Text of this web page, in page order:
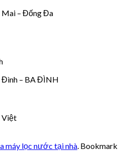
Mai – Đống Đa
Đình – BA ĐÌNH
Việt
máy lọc nước tại nhà . Bookmark